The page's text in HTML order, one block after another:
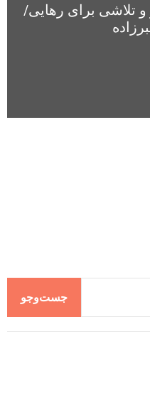
و تلاشی برای رهایی/
جست‌وجو